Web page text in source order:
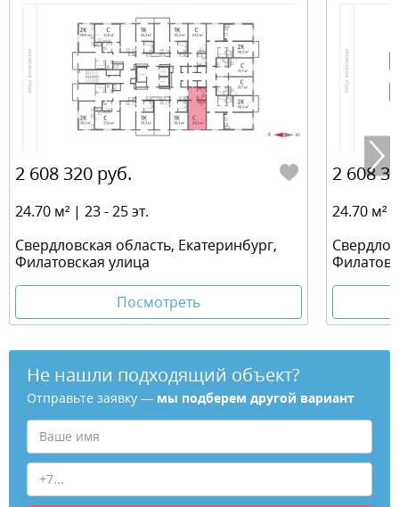
2 608 320 руб.
24.70 м² | 23 - 25 эт.
Свердловская область, Екатеринбург,
Филатовская улица
Посмотреть
2 608
24.70 м²
Не нашли подходящий объект?
Отправьте заявку — мы подберем другой вариант